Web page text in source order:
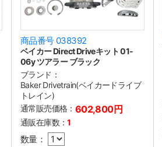
商品番号 038392
ベイカー Direct Driveキット 01-
06y ツアラー ブラック
ブランド：
Baker Drivetrain(ベイカードライブ
トレイン)
通常販売価格： 602,800円
通販在庫数：1
数量：